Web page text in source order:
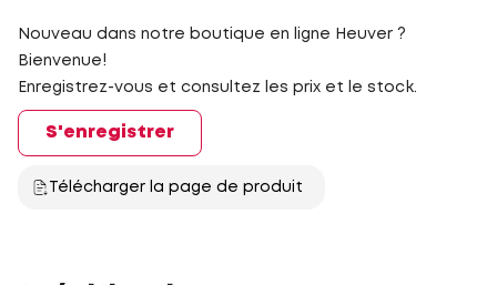
Nouveau dans notre boutique en ligne Heuver ?
Bienvenue!
Enregistrez-vous et consultez les prix et le stock.
S'enregistrer
Télécharger la page de produit